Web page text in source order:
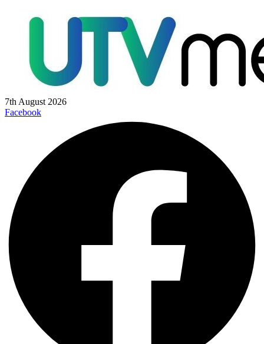
7th August 2026
Facebook